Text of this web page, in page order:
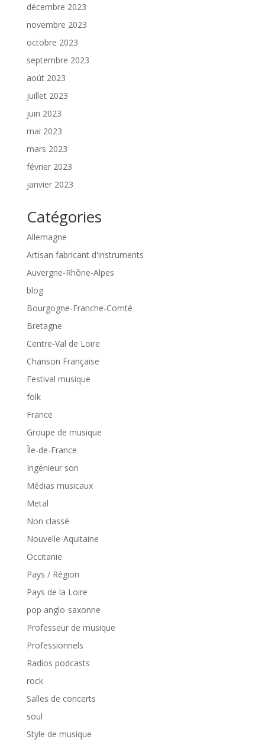
décembre 2023
novembre 2023
octobre 2023
septembre 2023
août 2023
juillet 2023
juin 2023
mai 2023
mars 2023
février 2023
janvier 2023
Catégories
Allemagne
Artisan fabricant d'instruments
Auvergne-Rhône-Alpes
blog
Bourgogne-Franche-Comté
Bretagne
Centre-Val de Loire
Chanson Française
Festival musique
folk
France
Groupe de musique
Île-de-France
Ingénieur son
Médias musicaux
Metal
Non classé
Nouvelle-Aquitaine
Occitanie
Pays / Région
Pays de la Loire
pop anglo-saxonne
Professeur de musique
Professionnels
Radios podcasts
rock
Salles de concerts
soul
Style de musique